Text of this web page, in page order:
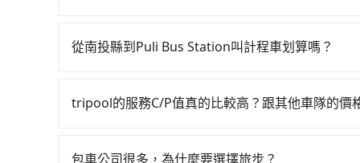
義高鐵站，每人票價250元，再用5分鐘出站，最
雙北大城市的500倍。縱使幸運攔到一輛小黃了，
天就要來回，那在南投路邊可隨租隨借的iRent應
時40元路邊停車費用預估進去，但額外的汽車保
的車門仍未被修理，每一次租車都好像在開樂透
從南投縣到Puli Bus Station叫計程車划算嗎？
2,575~3,900元間，但如改預約tripool可省高達
縣有些計程車司機不按錶計費，約有58%會採現
tripool的服務C/P值真的比較高？跟其他車隊的價
的台灣大車隊、大都會、LINE Taxi、Uber，機
包車公司很多，為什麼要選擇旅步？